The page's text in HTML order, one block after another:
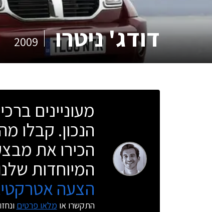
דודג' ניטרו 2009
מעוניינים
הנכון. קבלו
הכירו את
המיוחדות
הצעה
התקשרו או מלאו פרטים